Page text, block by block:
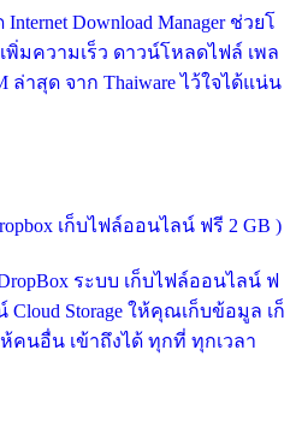
Download Manager ช่วยโ
พิ่มความเร็ว ดาวน์โหลดไฟล์ เพล
าสุด จาก Thaiware ไว้ใจได้แน่น
เก็บไฟล์ออนไลน์ ฟรี 2 GB )
ระบบ เก็บไฟล์ออนไลน์ ฟ
Storage ให้คุณเก็บข้อมูล เก็
คนอื่น เข้าถึงได้ ทุกที่ ทุกเวลา